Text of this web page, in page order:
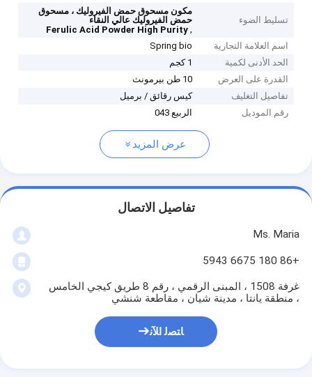
تسليط الضوء
مكون مسحوق حمض الفيروليك ، مسحوق
حمض الفيروليك عالي النقاء
,
Ferulic Acid Powder High Purity
اسم العلامة التجارية
Spring bio
الحد الأدنى لكمية
1 كجم
القدرة على العرض
10 طن بيرمونث
تفاصيل التغليف
كيس رقائق / برميل
رقم الموديل
الربيع 043
عرض المزيد
تفاصيل الاتصال
Ms. Maria
+86 180 6675 5943
غرفة 1508 ، المبنى الرقمي ، رقم 8 طريق كيجي الخامس
، منطقة يانتا ، مدينة شيان ، مقاطعة شنشي
ﺎﺘﺼﻟ ﺍﻶﻧ